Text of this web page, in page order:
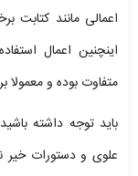
اعمالی مانند
اینچنین اعمال
متفاوت بوده و
باید توجه داشته
علوی و دستورات خیر